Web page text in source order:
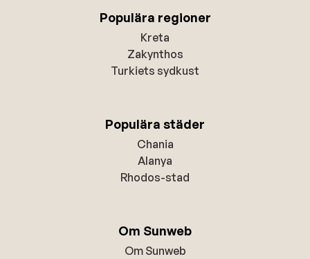
Populära regioner
Kreta
Zakynthos
Turkiets sydkust
Populära städer
Chania
Alanya
Rhodos-stad
Om Sunweb
Om Sunweb